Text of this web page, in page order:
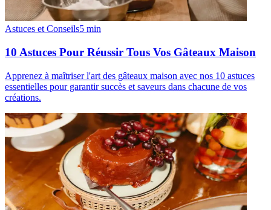
Astuces et Conseils5 min
10 Astuces Pour Réussir Tous Vos Gâteaux Maison
Apprenez à maîtriser l'art des gâteaux maison avec nos 10 astuces
essentielles pour garantir succès et saveurs dans chacune de vos
créations.